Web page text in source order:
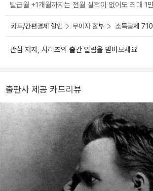
발급월 +1개월까지는 전월 실적이 없어도 최대 1
카드/간편결제 할인 무이자 할부 소득공제
관심 저자, 시리즈의 출간 알림을 받아보세요
출판사 제공 카드리뷰